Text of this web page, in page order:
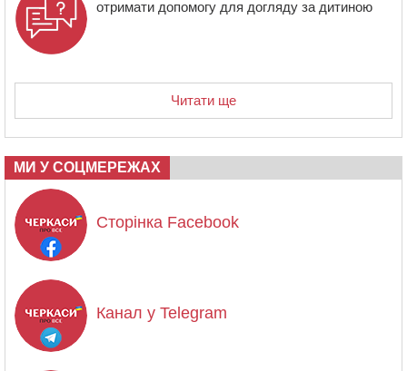
отримати допомогу для догляду за дитиною
Читати ще
МИ У СОЦМЕРЕЖАХ
Сторінка Facebook
Канал у Telegram